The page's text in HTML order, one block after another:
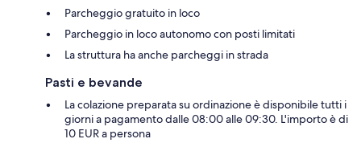
Parcheggio gratuito in loco
Parcheggio in loco autonomo con posti limitati
La struttura ha anche parcheggi in strada
Pasti e bevande
La colazione preparata su ordinazione è disponibile tutti i
giorni a pagamento dalle 08:00 alle 09:30. L'importo è di
10 EUR a persona